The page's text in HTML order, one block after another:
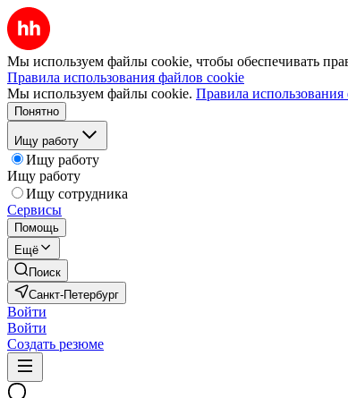
Мы используем файлы cookie, чтобы обеспечивать
Правила использования файлов cookie
Мы используем файлы cookie. Правила
Понятно
Ищу работу
Ищу работу
Ищу работу
Ищу сотрудника
Сервисы
Помощь
Ещё
Поиск
Санкт-Петербург
Войти
Войти
Создать резюме